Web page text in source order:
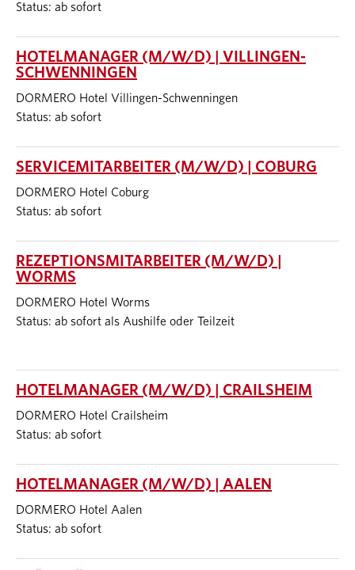
Status: ab sofort
HOTELMANAGER (M/W/D) | VILLINGEN-
SCHWENNINGEN
DORMERO Hotel Villingen-Schwenningen
Status: ab sofort
SERVICEMITARBEITER (M/W/D) | COBURG
DORMERO Hotel Coburg
Status: ab sofort
REZEPTIONSMITARBEITER (M/W/D) |
WORMS
DORMERO Hotel Worms
Status: ab sofort als Aushilfe oder Teilzeit
HOTELMANAGER (M/W/D) | CRAILSHEIM
DORMERO Hotel Crailsheim
Status: ab sofort
HOTELMANAGER (M/W/D) | AALEN
DORMERO Hotel Aalen
Status: ab sofort